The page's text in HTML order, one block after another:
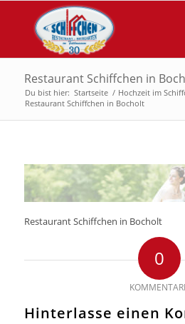
Restaurant Schiffchen in
Du bist hier: Startseite / Hochzeit im
Restaurant Schiffchen in Bocholt
Restaurant Schiffchen in Bocholt
0
Hinterlasse einen